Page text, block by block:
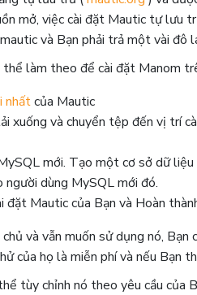
mở, việc cài đặt Mautic ​​tự lưu
và Bạn phải trả một vài đô
làm theo để cài đặt Manom
nhấtcủa Mautic
xuống và chuyển tệp đến vị trí
mới. Tạo một cơ sở dữ liệu
người dùng MySQL mới đó.
đặt Mautic ​​của Bạn và Hoàn
và vẫn muốn sử dụng nó,
của họ là miễn phí và nếu Bạn
tùy chỉnh nó theo yêu cầu của